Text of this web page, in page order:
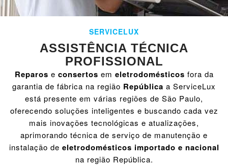
SERVICELUX
ASSISTÊNCIA TÉCNICA
PROFISSIONAL
Reparos e consertos em eletrodomésticos fora da
garantia de fábrica na região República a ServiceLux
está presente em várias regiões de São Paulo,
oferecendo soluções inteligentes e buscando cada vez
mais inovações tecnológicas e atualizações,
aprimorando técnica de serviço de manutenção e
instalação de eletrodomésticos importado e nacional
na região República.